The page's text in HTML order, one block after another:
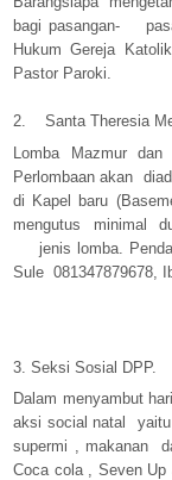
bagi pasangan-
Hukum Gereja
Pastor Paroki.
2. Santa Theresia
Lomba Mazmur
Perlombaan akan
di Kapel baru
mengutus minimal
jenis lomba.
Sule 081347879678,
3. Seksi Sosial DPP.
Dalam menyambut
aksi social natal yaitu
supermi , makanan
Coca cola , Seven